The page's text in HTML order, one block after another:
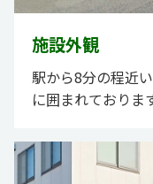
施設外観
駅から8分の程近
に囲まれておりま